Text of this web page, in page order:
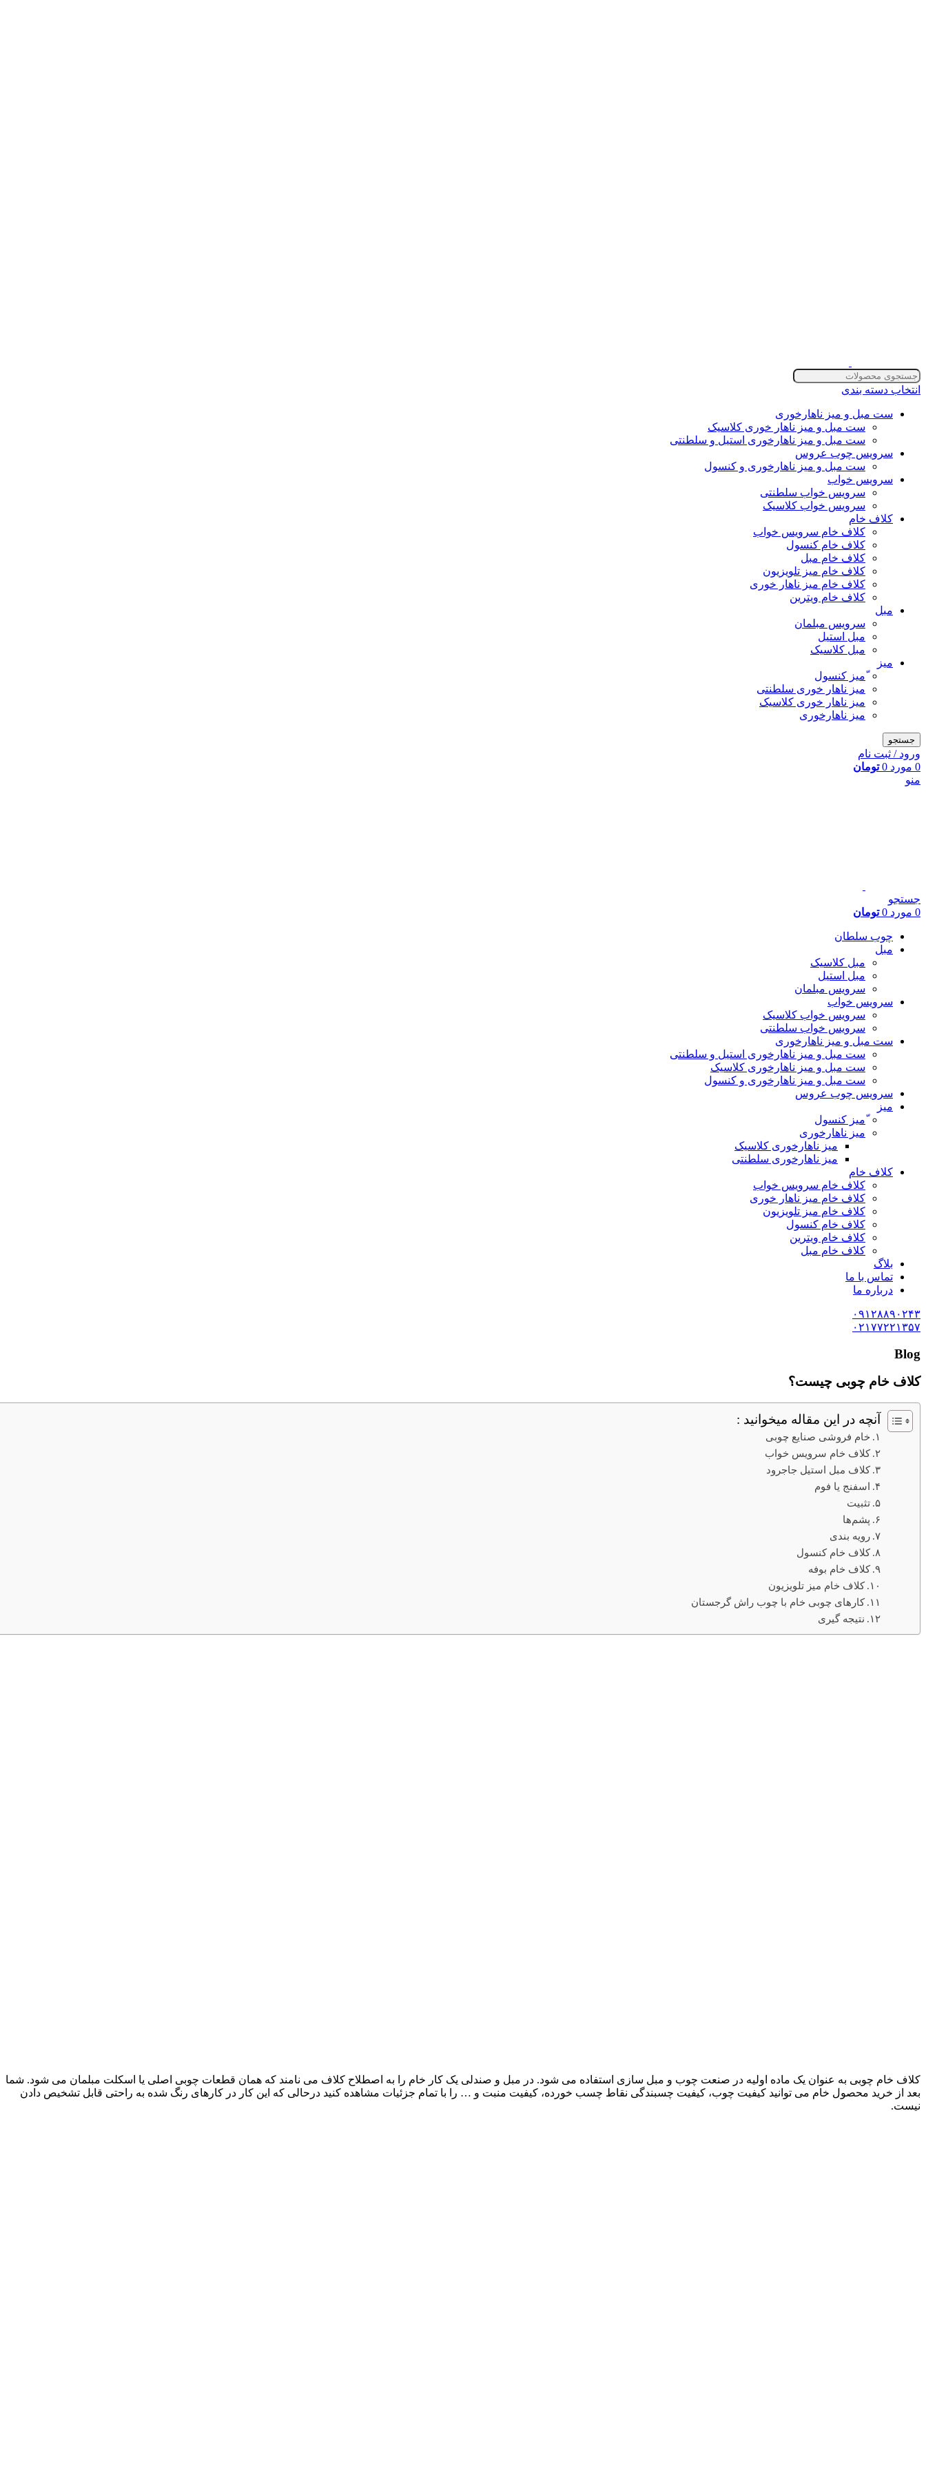
انتخاب دسته بندی
ست مبل و میز ناهارخوری
ست مبل و میز ناهار خوری کلاسیک
ست مبل و میز ناهارخوری استیل و سلطنتی
سرویس چوب عروس
ست مبل و میز ناهارخوری و کنسول
سرویس خواب
سرویس خواب سلطنتی
سرویس خواب کلاسیک
کلاف خام
کلاف خام سرویس خواب
کلاف خام کنسول
کلاف خام مبل
کلاف خام میز تلویزیون
کلاف خام میز ناهار خوری
کلاف خام ویترین
مبل
سرویس مبلمان
مبل استیل
مبل کلاسیک
میز
ّمیز کنسول
میز ناهار خوری سلطنتی
میز ناهار خوری کلاسیک
میز ناهارخوری
جستجو
ورود / ثبت نام
0 مورد 0 تومان
منو
جستجو
0 مورد 0 تومان
چوب سلطان
مبل
مبل کلاسیک
مبل استیل
سرویس مبلمان
سرویس خواب
سرویس خواب کلاسیک
سرویس خواب سلطنتی
ست مبل و میز ناهارخوری
ست مبل و میز ناهارخوری استیل و سلطنتی
ست مبل و میز ناهارخوری کلاسیک
ست مبل و میز ناهارخوری و کنسول
سرویس چوب عروس
میز
ّمیز کنسول
میز ناهارخوری
میز ناهارخوری کلاسیک
میز ناهارخوری سلطنتی
کلاف خام
کلاف خام سرویس خواب
کلاف خام میز ناهار خوری
کلاف خام میز تلویزیون
کلاف خام کنسول
کلاف خام ویترین
کلاف خام مبل
بلاگ
تماس با ما
درباره ما
۰۹۱۲۸۸۹۰۲۴۳
۰۲۱۷۷۲۲۱۳۵۷
Blog
کلاف خام چوبی چیست؟
آنچه در این مقاله میخوانید :
خام فروشی صنایع چوبی
کلاف خام سرویس خواب
کلاف مبل استیل جاجرود
اسفنج یا فوم
تثبیت
پشم‌ها
رویه ‌بندی
کلاف خام کنسول
کلاف خام بوفه
کلاف خام میز تلویزیون
کارهای چوبی خام با چوب راش گرجستان
نتیجه گیری
کلاف خام چوبی به عنوان یک ماده اولیه در صنعت چوب و مبل‌ سازی استفاده می ‌شود. در مبل و صندلی یک کار خام را به اصطلاح کلاف می‌ نامند که همان قطعات چوبی اصلی یا اسکلت مبلمان می شود. شما
بعد از خرید محصول خام می ‌توانید کیفیت چوب، کیفیت چسبندگی نقاط چسب خورده، کیفیت منبت و … را با تمام جزئیات مشاهده کنید درحالی که این کار در کارهای رنگ شده به راحتی قابل تشخیص دادن
نیست.